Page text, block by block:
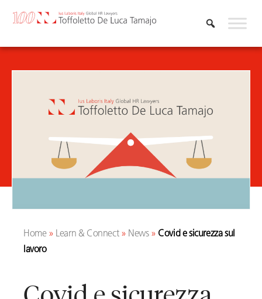
Home» Learn & Connect» News» Covid e sicurezza sul
lavoro